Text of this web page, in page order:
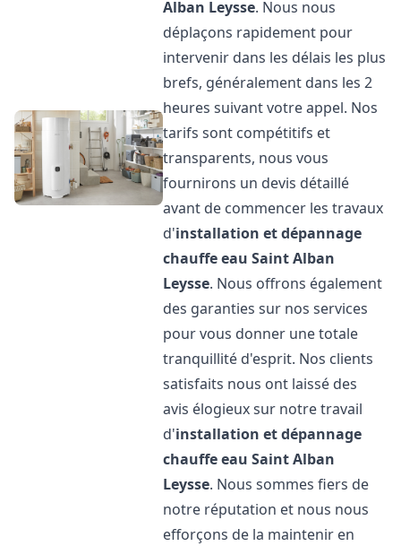
Alban Leysse. Nous nous
déplaçons rapidement pour
intervenir dans les délais les plus
brefs, généralement dans les 2
heures suivant votre appel. Nos
tarifs sont compétitifs et
transparents, nous vous
fournirons un devis détaillé
avant de commencer les travaux
d'installation et dépannage
chauffe eau Saint Alban
Leysse. Nous offrons également
des garanties sur nos services
pour vous donner une totale
tranquillité d'esprit. Nos clients
satisfaits nous ont laissé des
avis élogieux sur notre travail
d'installation et dépannage
chauffe eau Saint Alban
Leysse. Nous sommes fiers de
notre réputation et nous nous
efforçons de la maintenir en